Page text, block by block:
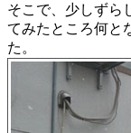
そこで、少しずら
てみたところ何と
た。